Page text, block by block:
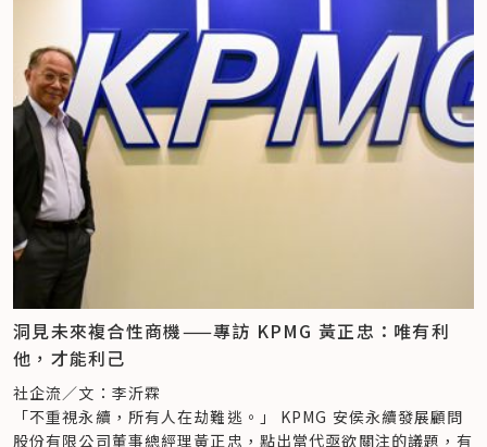
洞見未來複合性商機——專訪 KPMG 黃正忠：唯有利
他，才能利己
社企流／文：李沂霖
「不重視永續，所有人在劫難逃。」 KPMG 安侯永續發展顧問
股份有限公司董事總經理黃正忠，點出當代亟欲關注的議題，有